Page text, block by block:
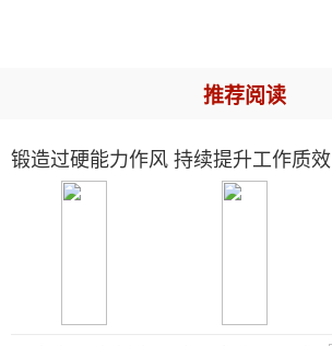
推荐阅读
锻造过硬能力作风 持续提升工作质效